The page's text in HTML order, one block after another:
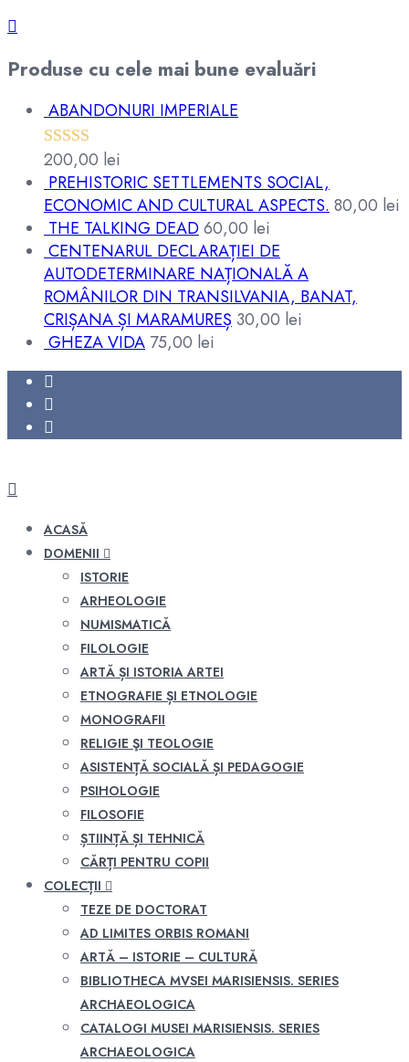
Produse cu cele mai bune evaluări
ABANDONURI IMPERIALE
Evaluat la
5.00din 5
200,00 lei
PREHISTORIC SETTLEMENTS SOCIAL,
ECONOMIC AND CULTURAL ASPECTS.80,00 lei
THE TALKING DEAD60,00 lei
CENTENARUL DECLARAȚIEI DE
AUTODETERMINARE NAȚIONALĂ A
ROMÂNILOR DIN TRANSILVANIA, BANAT,
CRIȘANA ȘI MARAMUREȘ30,00 lei
GHEZA VIDA 75,00 lei
ACASĂ
DOMENII
ISTORIE
ARHEOLOGIE
NUMISMATICĂ
FILOLOGIE
ARTĂ ȘI ISTORIA ARTEI
ETNOGRAFIE ȘI ETNOLOGIE
MONOGRAFII
RELIGIE ŞI TEOLOGIE
ASISTENȚĂ SOCIALĂ ȘI PEDAGOGIE
PSIHOLOGIE
FILOSOFIE
ȘTIINȚĂ ȘI TEHNICĂ
CĂRȚI PENTRU COPII
COLECȚII
TEZE DE DOCTORAT
AD LIMITES ORBIS ROMANI
ARTĂ – ISTORIE – CULTURĂ
BIBLIOTHECA MVSEI MARISIENSIS. SERIES
ARCHAEOLOGICA
CATALOGI MUSEI MARISIENSIS. SERIES
ARCHAEOLOGICA